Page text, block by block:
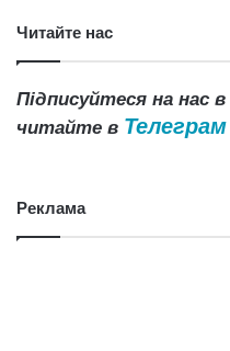
Читайте нас
Підписуйтеся на нас в
читайте в Телеграм
Реклама